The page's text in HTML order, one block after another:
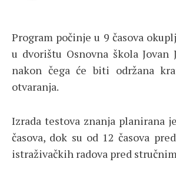
Program počinje u 9 časova
u dvorištu Osnovna škola Jovan
nakon čega će biti održana
otvaranja.
Izrada testova znanja planirana
časova, dok su od 12 časova
istraživačkih radova pred